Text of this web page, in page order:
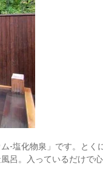
‐塩化物泉」です。とく
呂。入っているだけで